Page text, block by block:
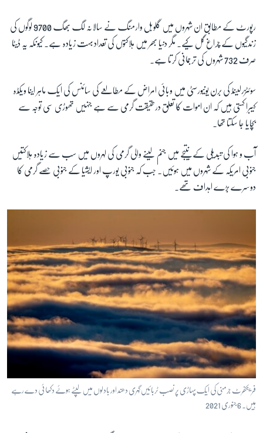
رپورٹ کے مطابق ان شہروں میں گلوبل وارمنگ نے سالانہ لگ بھگ 9700 لوگوں کی
زندگیوں کے چراغ گل کیے۔ مگر دنیا بھر میں ہلاکتوں کی تعداد بہت زیادہ ہے۔ کیونکہ یہ ڈیٹا
صرف 732 شہروں کی ترجمانی کرتا ہے۔
سوئٹزرلینڈ کی برن یونیورسٹی میں وبائی امراض کے مطالعے کی سائنس کی ایک ماہر اینا ویکڈہ
کیبرا کہتی ہیں کہ ان اموات کا تعلق درحقیقت گرمی سے ہے جنہیں تھوڑی سی توجہ سے
بچایا جا سکتا تھا۔
آب و ہوا کی تبدیلی کے نتیجے میں جنم لینے والی گرمی کی لہروں میں سب سے زیادہ ہلاکتیں
جنوبی امریکہ کے شہروں میں ہوئیں۔ جب کہ جنوبی یورپ اور ایشیا کے جنوبی حصے گرمی کا
دوسرے بڑے اہداف تھے۔
فرینکفرٹ جرمنی کی ایک پہاڑی پر نصب ٹربائیں گہری دھند اور بادلوں میں لپٹے ہوئے دکھائی دے رہے
ہیں۔ 6 جنوری 2021